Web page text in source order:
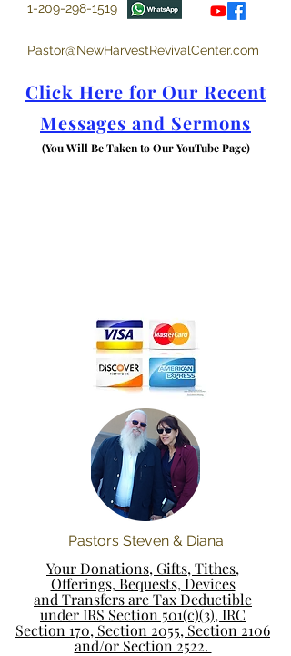
1-209-298-1519
Pastor@NewHarvestRevivalCenter.com
Click Here for Our Recent
Messages and Sermons
(You Will Be Taken to Our YouTube Page)
Pastors Steven & Diana
Your Donations, Gifts, Tithes,
Offerings, Bequests, Devices
and Transfers are Tax Deductible
under IRS Section 501(c)(3), IRC
Section 170, Section 2055, Section 2106
and/or Section 2522.